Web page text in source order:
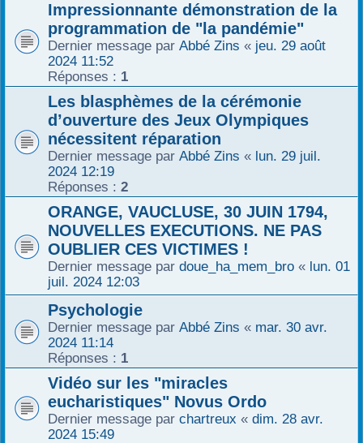
Impressionnante démonstration de la
programmation de "la pandémie"
Dernier message par Abbé Zins « jeu. 29 août
2024 11:52
Réponses : 1
Les blasphèmes de la cérémonie
d’ouverture des Jeux Olympiques
nécessitent réparation
Dernier message par Abbé Zins « lun. 29 juil.
2024 12:19
Réponses : 2
ORANGE, VAUCLUSE, 30 JUIN 1794,
NOUVELLES EXECUTIONS. NE PAS
OUBLIER CES VICTIMES !
Dernier message par doue_ha_mem_bro « lun. 01
juil. 2024 12:03
Psychologie
Dernier message par Abbé Zins « mar. 30 avr.
2024 11:14
Réponses : 1
Vidéo sur les "miracles
eucharistiques" Novus Ordo
Dernier message par chartreux « dim. 28 avr.
2024 15:49